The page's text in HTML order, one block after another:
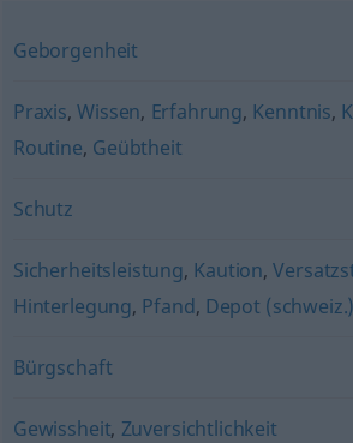
Geborgenheit
Praxis,Wissen, Erfahrung, Kenntnis,
Routine, Geübtheit
Schutz
Sicherheitsleistung, Kaution,
Hinterlegung, Pfand, Depot (schweiz.)
Bürgschaft
Gewissheit, Zuversichtlichkeit